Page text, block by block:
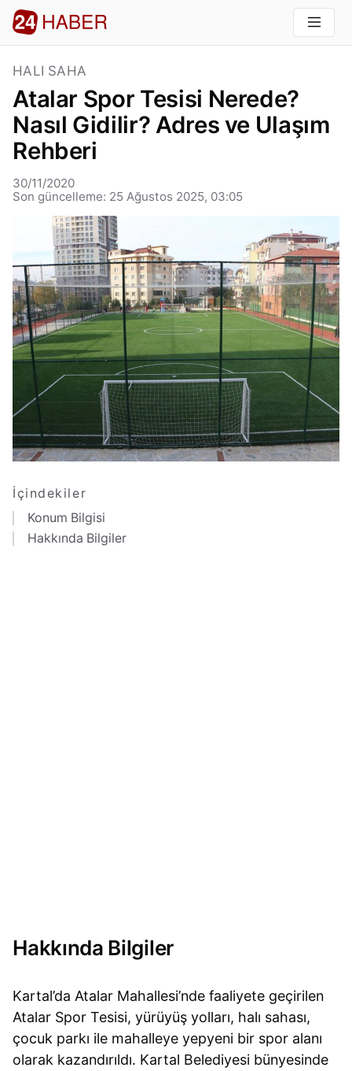
HALI SAHA
Atalar Spor Tesisi Nerede?
Nasıl Gidilir? Adres ve Ulaşım
Rehberi
30/11/2020
Son güncelleme: 25 Ağustos 2025, 03:05
İçindekiler
Konum Bilgisi
Hakkında Bilgiler
Hakkında Bilgiler
Kartal’da Atalar Mahallesi’nde faaliyete geçirilen
Atalar Spor Tesisi, yürüyüş yolları, halı sahası,
çocuk parkı ile mahalleye yepyeni bir spor alanı
olarak kazandırıldı. Kartal Belediyesi bünyesinde